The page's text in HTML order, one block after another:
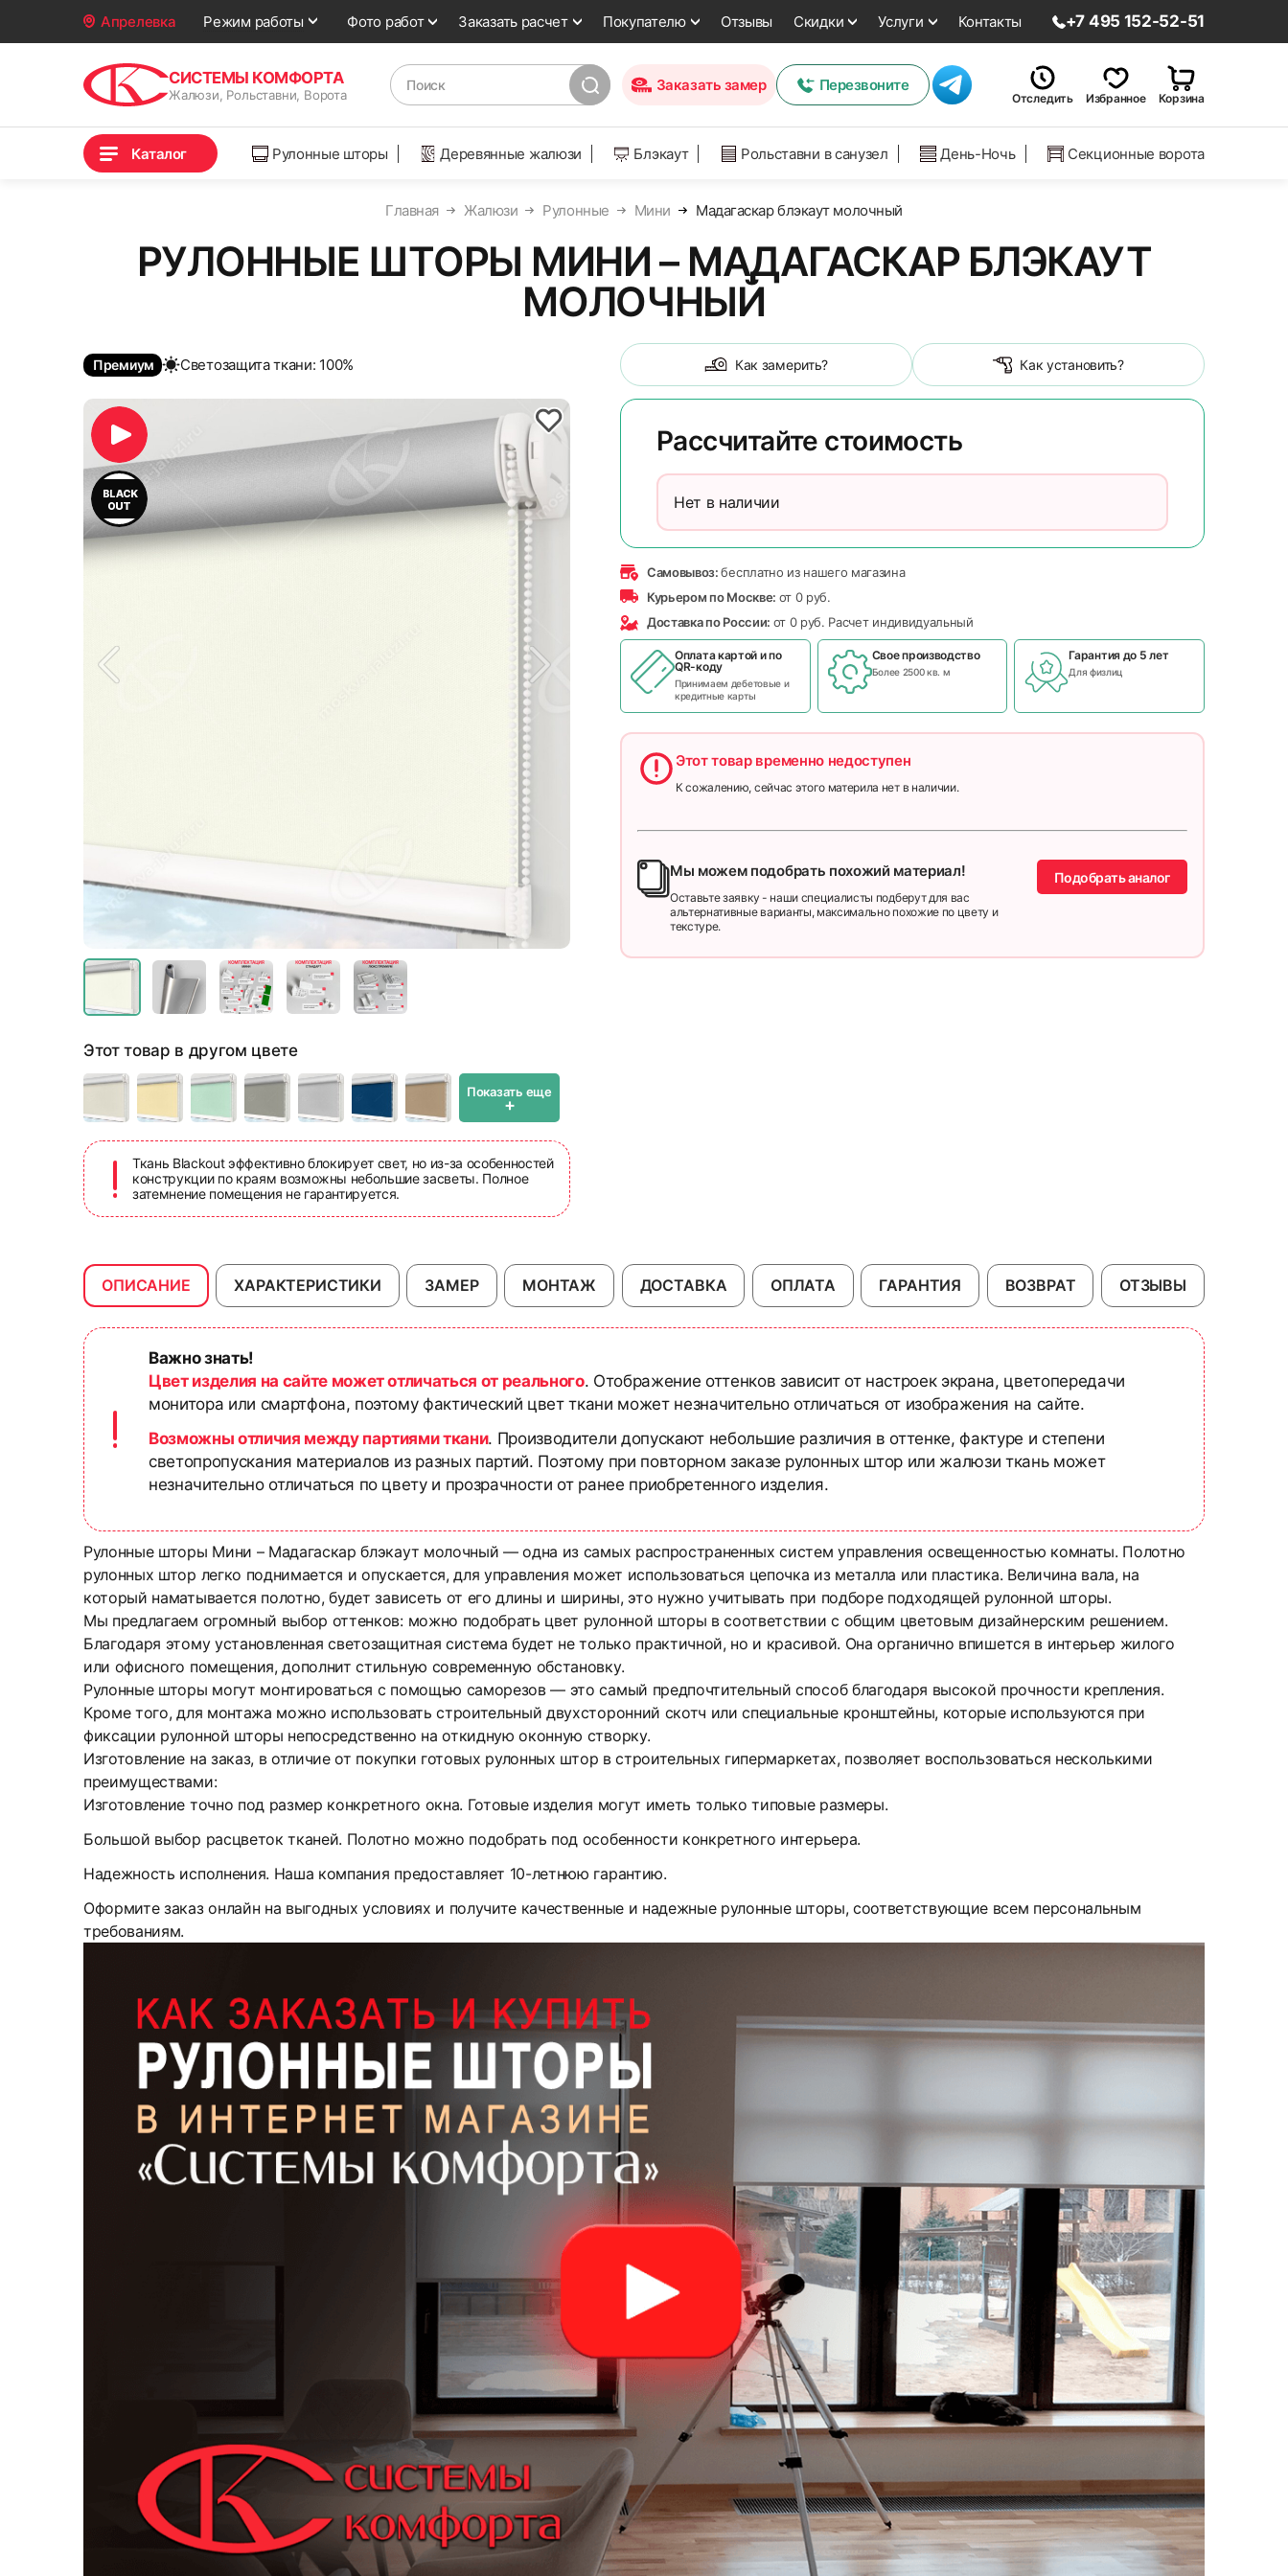
Апрелевка Режим работы Фото работ Заказать расчет Покупателю Отзывы Скидки Услуги Контакты +7 495 152-52-51
СИСТЕМЫ КОМФОРТА
Жалюзи, Рольставни, Ворота
Заказать замер Перезвоните
Отследить Избранное Корзина
Каталог Рулонные шторы Деревянные жалюзи Блэкаут Рольставни в санузел День-Ночь Секционные ворота
Главная Жалюзи Рулонные Мини Мадагаскар блэкаут молочный
РУЛОННЫЕ ШТОРЫ МИНИ – МАДАГАСКАР БЛЭКАУТ
МОЛОЧНЫЙ
Премиум Cветозащита ткани: 100% Как замерить? Как установить?
Этот товар в другом цвете
Показать еще
+
Ткань Blackout эффективно блокирует свет, но из-за особенностей
конструкции по краям возможны небольшие засветы. Полное
затемнение помещения не гарантируется.
Рассчитайте стоимость
Нет в наличии
Самовывоз:бесплатно из нашего магазина
Курьером по Москве: от 0 руб.
Доставка по России: от 0 руб. Расчет индивидуальный
Оплата картой и по
QR-коду
Принимаем дебетовые и
кредитные карты
Свое производство
Более 2500 кв. м
Гарантия до 5 лет
Для физлиц
Этот товар временно недоступен
К сожалению, сейчас этого материла нет в наличии.
Мы можем подобрать похожий материал!
Оставьте заявку - наши специалисты подберут для вас
альтернативные варианты, максимально похожие по цвету и
текстуре.
Подобрать аналог
ОПИСАНИЕ ХАРАКТЕРИСТИКИ ЗАМЕР МОНТАЖ ДОСТАВКА ОПЛАТА ГАРАНТИЯ ВОЗВРАТ ОТЗЫВЫ
Важно знать!
Цвет изделия на сайте может отличаться от реального. Отображение оттенков зависит от настроек экрана, цветопередачи
монитора или смартфона, поэтому фактический цвет ткани может незначительно отличаться от изображения на сайте.
Возможны отличия между партиями ткани. Производители допускают небольшие различия в оттенке, фактуре и степени
светопропускания материалов из разных партий. Поэтому при повторном заказе рулонных штор или жалюзи ткань может
незначительно отличаться по цвету и прозрачности от ранее приобретенного изделия.
Рулонные шторы Мини – Мадагаскар блэкаут молочный — одна из самых распространенных систем управления освещенностью комнаты. Полотно
рулонных штор легко поднимается и опускается, для управления может использоваться цепочка из металла или пластика. Величина вала, на
который наматывается полотно, будет зависеть от его длины и ширины, это нужно учитывать при подборе подходящей рулонной шторы.
Мы предлагаем огромный выбор оттенков: можно подобрать цвет рулонной шторы в соответствии с общим цветовым дизайнерским решением.
Благодаря этому установленная светозащитная система будет не только практичной, но и красивой. Она органично впишется в интерьер жилого
или офисного помещения, дополнит стильную современную обстановку.
Рулонные шторы могут монтироваться с помощью саморезов — это самый предпочтительный способ благодаря высокой прочности крепления.
Кроме того, для монтажа можно использовать строительный двухсторонний скотч или специальные кронштейны, которые используются при
фиксации рулонной шторы непосредственно на откидную оконную створку.
Изготовление на заказ, в отличие от покупки готовых рулонных штор в строительных гипермаркетах, позволяет воспользоваться несколькими
преимуществами:
Изготовление точно под размер конкретного окна. Готовые изделия могут иметь только типовые размеры.
Большой выбор расцветок тканей. Полотно можно подобрать под особенности конкретного интерьера.
Надежность исполнения. Наша компания предоставляет 10-летнюю гарантию.
Оформите заказ онлайн на выгодных условиях и получите качественные и надежные рулонные шторы, соответствующие всем персональным
требованиям.